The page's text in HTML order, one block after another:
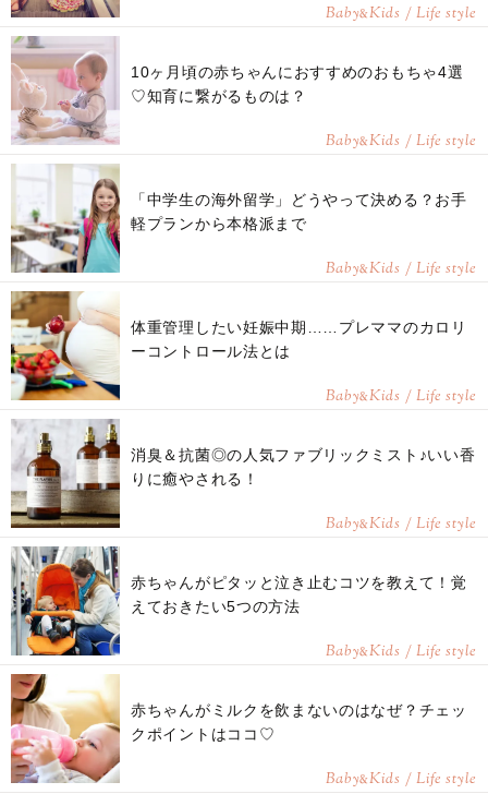
Baby&Kids / Life style
10ヶ月頃の赤ちゃんにおすすめのおもちゃ4選
♡知育に繋がるものは？
Baby&Kids / Life style
「中学生の海外留学」どうやって決める？お手
軽プランから本格派まで
Baby&Kids / Life style
体重管理したい妊娠中期……プレママのカロリ
ーコントロール法とは
Baby&Kids / Life style
消臭＆抗菌◎の人気ファブリックミスト♪いい香
りに癒やされる！
Baby&Kids / Life style
赤ちゃんがピタッと泣き止むコツを教えて！覚
えておきたい5つの方法
Baby&Kids / Life style
赤ちゃんがミルクを飲まないのはなぜ？チェッ
クポイントはココ♡
Baby&Kids / Life style